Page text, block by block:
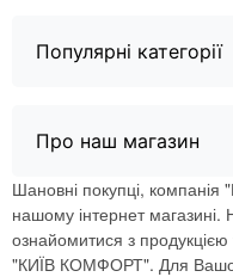
Популярні категорії
Про наш магазин
Шановні покупці, компанія
нашому інтернет магазині.
ознайомитися з
"КИЇВ КОМФОРТ". Для Вашої